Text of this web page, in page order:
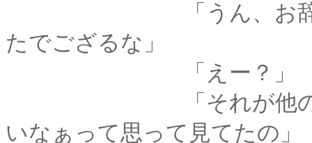
「うん、お辞儀をし
たでござるな」
「えー？」
「それが他のひとと
いなぁって思って見てたの」